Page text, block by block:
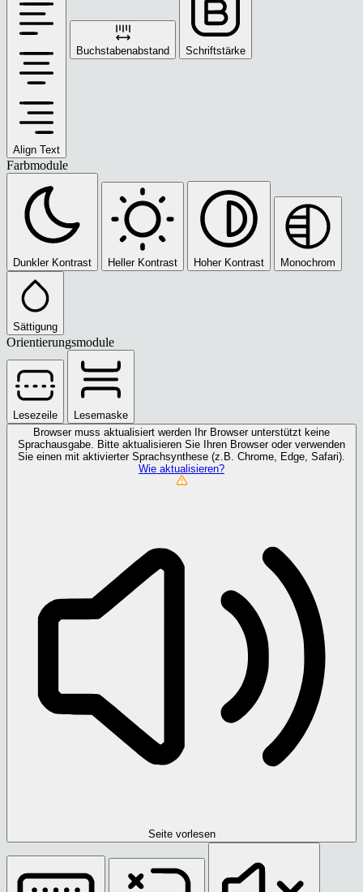
Align Text
Buchstabenabstand Schriftstärke
Farbmodule
Dunkler Kontrast Heller Kontrast Hoher Kontrast Monochrom
Sättigung
Orientierungsmodule
Lesezeile
Lesemaske
Browser muss aktualisiert werden
Ihr Browser unterstützt keine
Sprachausgabe. Bitte aktualisieren Sie Ihren Browser oder verwenden
Sie einen mit aktivierter Sprachsynthese (z.B. Chrome, Edge, Safari).
Wie aktualisieren?
Seite vorlesen